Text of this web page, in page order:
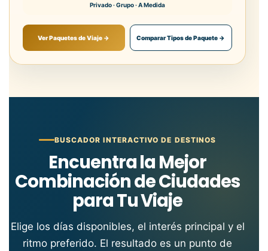
Privado · Grupo · A Medida
Ver Paquetes de Viaje → Comparar Tipos de Paquete →
BUSCADOR INTERACTIVO DE DESTINOS
Encuentra la Mejor
Combinación de Ciudades
para Tu Viaje
Elige los días disponibles, el interés principal y el
ritmo preferido. El resultado es un punto de